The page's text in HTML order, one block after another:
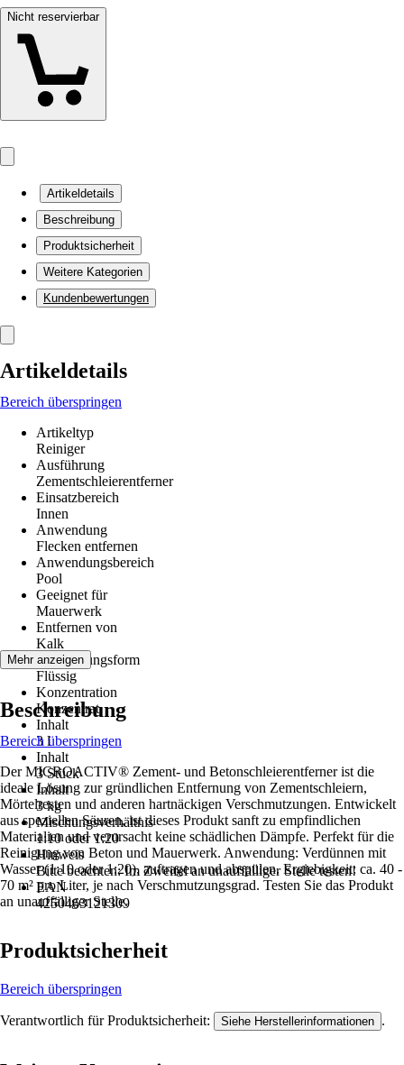
Nicht reservierbar
Artikeldetails
Beschreibung
Produktsicherheit
Weitere Kategorien
Kundenbewertungen
Artikeldetails
Bereich überspringen
Artikeltyp
Reiniger
Ausführung
Zementschleierentferner
Einsatzbereich
Innen
Anwendung
Flecken entfernen
Anwendungsbereich
Pool
Geeignet für
Mauerwerk
Entfernen von
Kalk
Darreichungsform
Flüssig
Konzentration
Konzentrat
Inhalt
3 l
Inhalt
3 Stück
Inhalt
3 kg
Mischungsverhältnis
1:10 oder 1:20
Hinweis
Bitte beachten: Im Zweifel an unauffälliger Stelle testen!
EAN
4250463121309
Mehr anzeigen
Beschreibung
Bereich überspringen
Der MICROACTIV® Zement- und Betonschleierentferner ist die
ideale Lösung zur gründlichen Entfernung von Zementschleiern,
Mörtelresten und anderen hartnäckigen Verschmutzungen. Entwickelt
aus speziellen Säuren, ist dieses Produkt sanft zu empfindlichen
Materialien und verursacht keine schädlichen Dämpfe. Perfekt für die
Reinigung von Beton und Mauerwerk. Anwendung: Verdünnen mit
Wasser (1:10 oder 1:20), auftragen und abspülen. Ergiebigkeit: ca. 40 -
70 m² pro Liter, je nach Verschmutzungsgrad. Testen Sie das Produkt
an unauffälliger Stelle.
Produktsicherheit
Bereich überspringen
Verantwortlich für Produktsicherheit: Siehe Herstellerinformationen .